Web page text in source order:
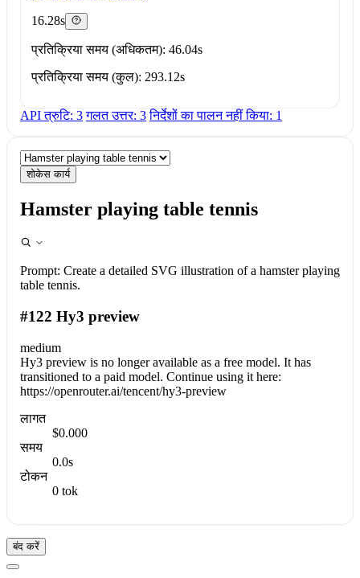
16.28s
प्रतिक्रिया समय (अधिकतम): 46.04s
प्रतिक्रिया समय (कुल): 293.12s
API त्रुटि: 3 गलत उत्तर: 3 निर्देशों का पालन नहीं किया: 1
शोकेस कार्य
Hamster playing table tennis
Prompt: Create a detailed SVG illustration of a hamster playing
table tennis.
#122 Hy3 preview
medium
Hy3 preview is no longer available as a free model. It has
transitioned to a paid model. Continue using it here:
https://openrouter.ai/tencent/hy3-preview
लागत
$0.000
समय
0.0s
टोकन
0 tok
बंद करें